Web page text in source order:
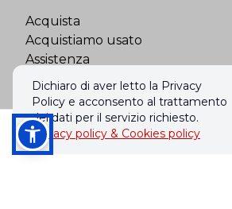
Chiama
Acquista
Acquistiamo usato
Assistenza
Contatti
Dichiaro di aver letto la Privacy
Policy e acconsento al trattamento
dei dati per il servizio richiesto.
Privacy policy & Cookies policy